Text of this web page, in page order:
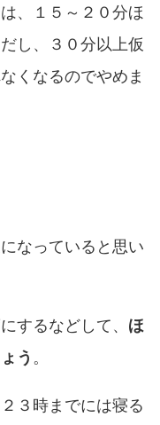
、１５～２０分ほ
し、３０分以上仮
くなるのでやめま
なっていると思い
するなどして、 ほ
う 。
３時までには寝る